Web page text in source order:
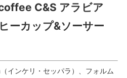
C&S アラビア
ーカップ&ソーサー
インケリ・セッパラ）、フォルム